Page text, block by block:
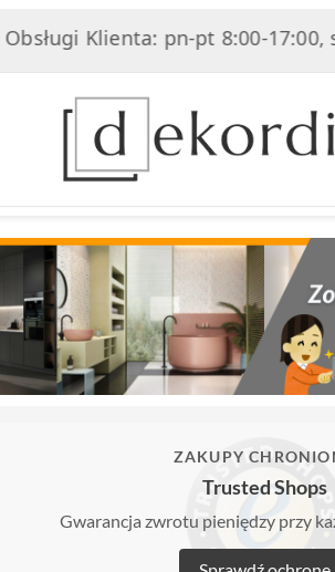
Klienta: pn-pt 8:00-17:00,
ZAKUPY
Trusted Shops
Gwarancja zwrotu pieniędzy przy